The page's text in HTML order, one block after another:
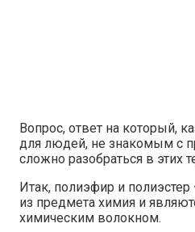
Вопрос, ответ на который,
для людей, не знакомым с
сложно разобраться в этих
Итак, полиэфир и
из предмета химия и
химическим волокном.